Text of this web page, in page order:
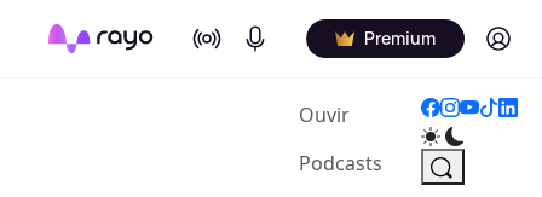
On Air Podcasts Premium Log in
Ouvir(current)
Podcasts